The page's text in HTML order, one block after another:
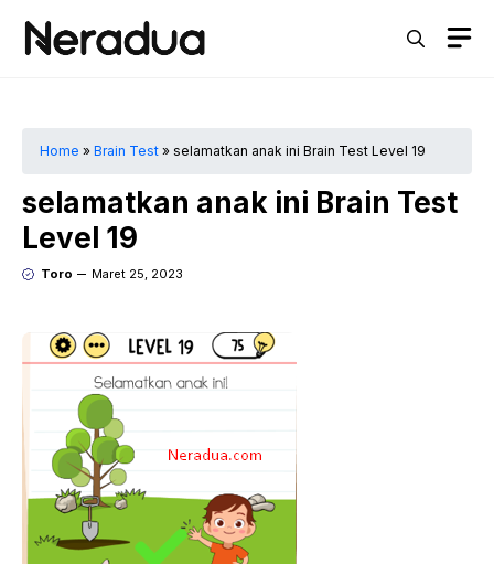
Home » Brain Test » selamatkan anak ini Brain Test Level 19
selamatkan anak ini Brain Test
Level 19
Toro Maret 25, 2023